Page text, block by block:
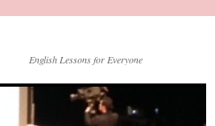
English Lessons for Everyone